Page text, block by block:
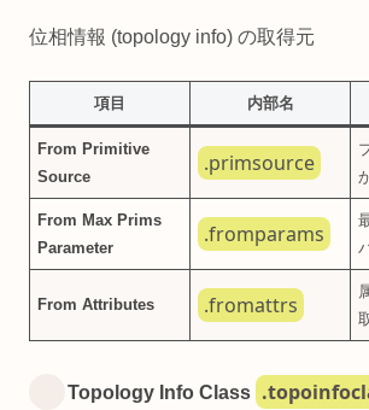
位相情報 (topology info) の取得元
項目 内部名
From Primitive
Source
.primsource
From Max Prims
Parameter
.fromparams
From Attributes .fromattrs
Topology Info Class